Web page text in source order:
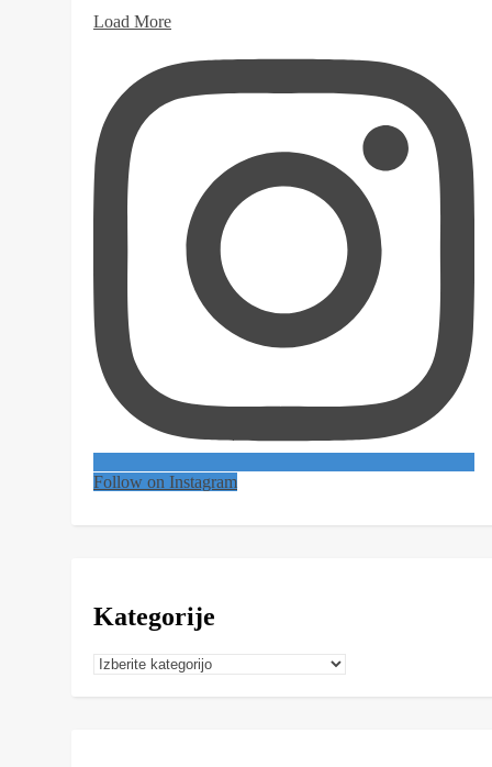
Load More
Follow on Instagram
Kategorije
Kategorije